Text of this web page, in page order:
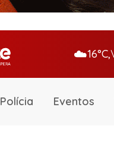
☁️16°C,
Polícia Eventos